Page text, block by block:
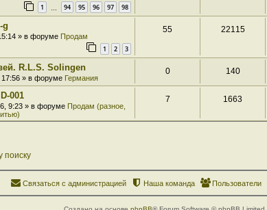
1 94 95 96 97 98
g
» в форуме Продам
1 2 3
55 22115
R.L.S. Solingen
17:56 » в форуме Германия
0 140
001
9:23 » в форуме Продам (разное,
7 1663
поиску
Пользователи
Наша команда
Связаться с администрацией